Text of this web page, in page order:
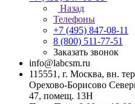
Назад
Телефоны
+7 (495) 847-08-11
8 (800) 511-77-51
Заказать звонок
info@labcsm.ru
115551, г. Москва, вн.
Орехово-Борисово
47, помещ. 13Н